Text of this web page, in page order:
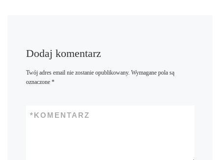
Dodaj komentarz
Twój adres email nie zostanie opublikowany. Wymagane pola są
oznaczone *
KOMENTARZ
*